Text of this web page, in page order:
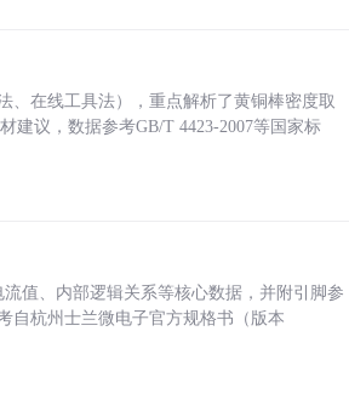
、在线工具法），重点解析了黄铜棒密度取
建议，数据参考GB/T 4423-2007等国家标
值、内部逻辑关系等核心数据，并附引脚参
自杭州士兰微电子官方规格书（版本